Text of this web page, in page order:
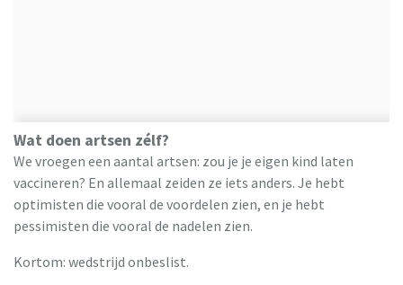
Wat doen artsen zélf?
We vroegen een aantal artsen: zou je je eigen kind laten
vaccineren? En allemaal zeiden ze iets anders. Je hebt
optimisten die vooral de voordelen zien, en je hebt
pessimisten die vooral de nadelen zien.
Kortom: wedstrijd onbeslist.